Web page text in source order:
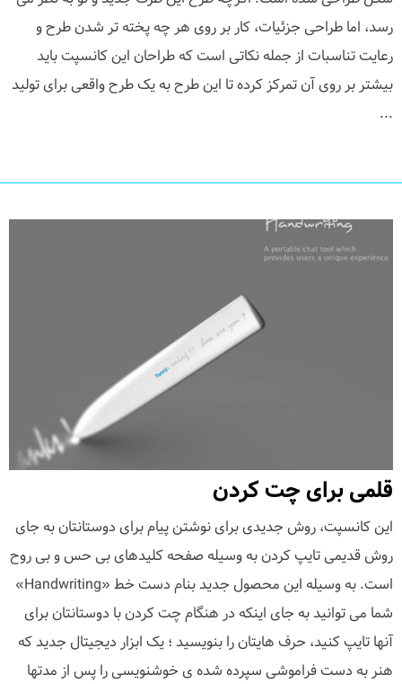
رسد، اما طراحی جزئیات، کار بر روی هر چه پخته تر شدن طرح و
رعایت تناسبات از جمله نکاتی است که طراحان این کانسپت باید
بیشتر بر روی آن تمرکز کرده تا این طرح به یک طرح واقعی برای تولید
...
قلمی برای چت کردن
این کانسپت، روش جدیدی برای نوشتن پیام برای دوستانتان به جای
روش قدیمی تایپ کردن به وسیله صفحه کلیدهای بی حس و بی روح
است. به وسیله این محصول جدید بنام دست خط «Handwriting»
شما می توانید به جای اینکه در هنگام چت کردن با دوستانتان برای
آنها تایپ کنید، حرف هایتان را بنویسید ؛ یک ابزار دیجیتال جدید که
هنر به دست فراموشی سپرده شده ی خوشنویسی را پس از مدتها